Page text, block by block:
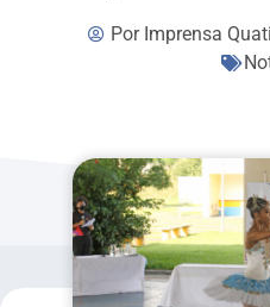
PorImprensa